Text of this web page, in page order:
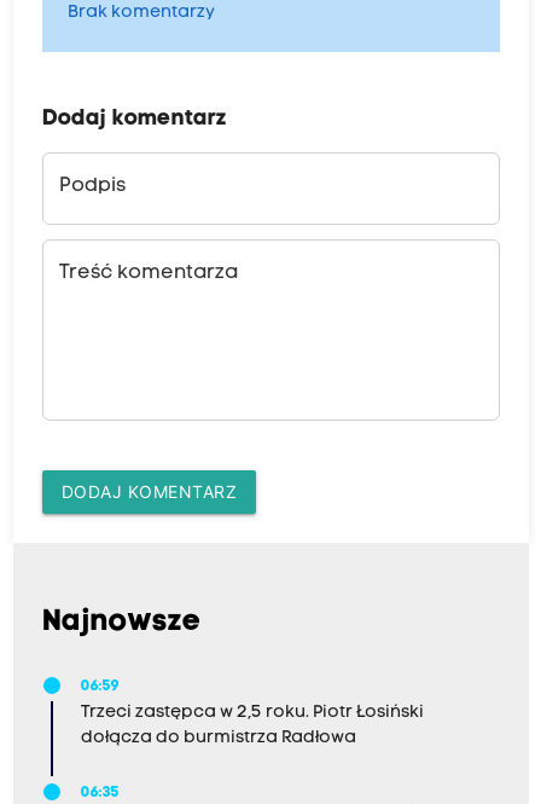
Brak komentarzy
Dodaj komentarz
Podpis
Treść komentarza
DODAJ KOMENTARZ
Najnowsze
06:59
Trzeci zastępca w 2,5 roku. Piotr Łosiński
dołącza do burmistrza Radłowa
06:35